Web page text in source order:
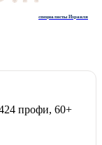
специалисты Израиля
профи, 60+